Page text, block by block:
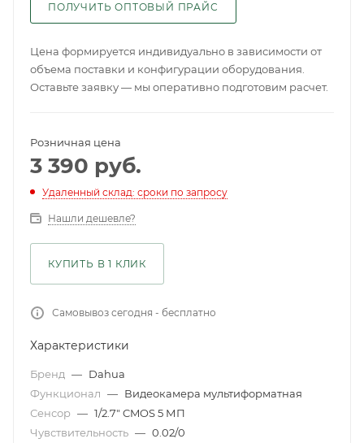
ПОЛУЧИТЬ ОПТОВЫЙ ПРАЙС
Цена формируется индивидуально в зависимости от
объема поставки и конфигурации оборудования.
Оставьте заявку — мы оперативно подготовим расчет.
Розничная цена
3 390 руб.
Удаленный склад: сроки по запросу
Нашли дешевле?
КУПИТЬ В 1 КЛИК
Самовывоз сегодня - бесплатно
Характеристики
Бренд — Dahua
Функционал — Видеокамера мультиформатная
Сенсор — 1/2.7" CMOS 5 МП
Чувствительность — 0.02/0